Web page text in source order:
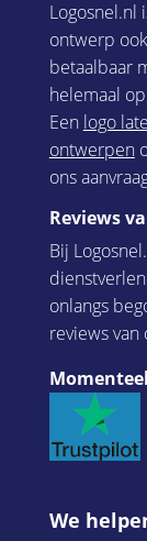
Logosnel.nl
ontwerp
betaalbaar
helemaal
Een logo
ontwerpen
ons
Reviews
Bij
onlangs
reviews van
We